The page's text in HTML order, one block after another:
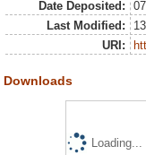
Date Deposited:
Last Modified:
URI:
Downloads
Loading...